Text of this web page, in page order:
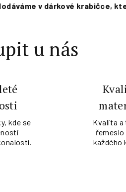
v dárkové krabičce,
u nás
kde se
Kvalita a
řemeslo
každého